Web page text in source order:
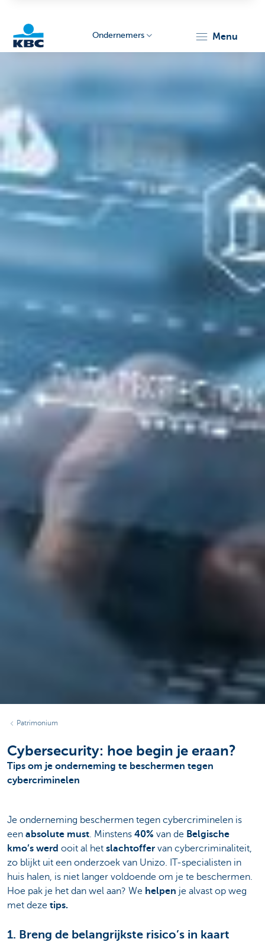
Ondernemers
Ondernemers menu
Patrimonium
Cybersecurity: hoe begin je eraan?
Tips om je onderneming te beschermen tegen
cybercriminelen
Je onderneming beschermen tegen cybercriminelen is
een absolute must. Minstens 40% van de Belgische
kmo’s werd ooit al het slachtoffer van cybercriminaliteit,
zo blijkt uit een onderzoek van Unizo. IT-specialisten in
huis halen, is niet langer voldoende om je te beschermen.
Hoe pak je het dan wel aan? We helpen je alvast op weg
met deze tips.
1. Breng de belangrijkste risico’s in kaart